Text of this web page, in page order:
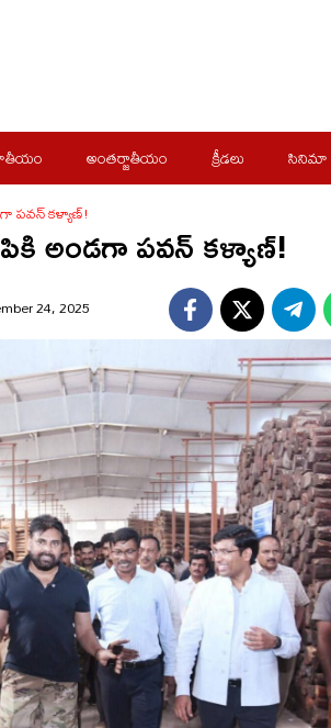
అంతర్జాతీయం క్రీడలు సినిమా
పవన్ కళ్యాణ్!
అండగా పవన్ కళ్యాణ్!
24, 2025